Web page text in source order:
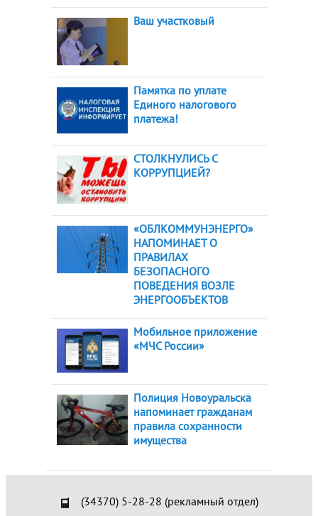
Ваш участковый
Памятка по уплате
Единого налогового
платежа!
СТОЛКНУЛИСЬ С
КОРРУПЦИЕЙ?
«ОБЛКОММУНЭНЕРГО»
НАПОМИНАЕТ О
ПРАВИЛАХ
БЕЗОПАСНОГО
ПОВЕДЕНИЯ ВОЗЛЕ
ЭНЕРГООБЪЕКТОВ
Мобильное приложение
«МЧС России»
Полиция Новоуральска
напоминает гражданам
правила сохранности
имущества
(34370) 5-28-28 (рекламный отдел)